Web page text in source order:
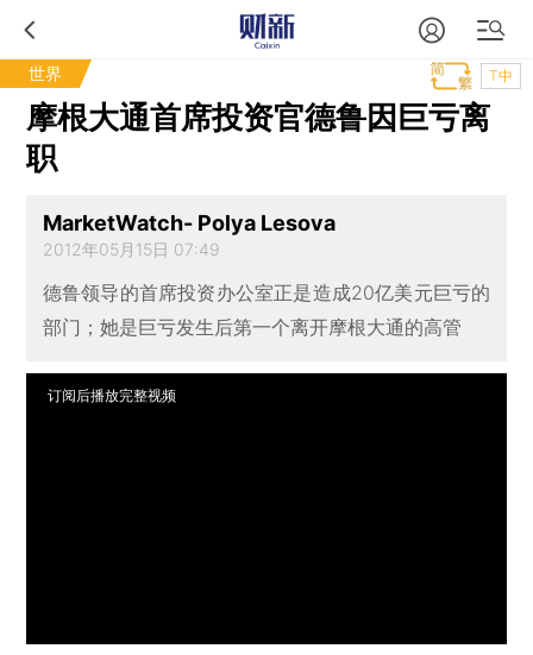
世界 T中
摩根大通首席投资官德鲁因巨亏离
职
MarketWatch- Polya Lesova
2012年05月15日 07:49
德鲁领导的首席投资办公室正是造成20亿美元巨亏的
部门；她是巨亏发生后第一个离开摩根大通的高管
订阅后播放完整视频